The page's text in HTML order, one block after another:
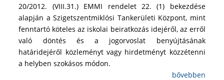
20/2012. (VIII.31.) EMMI rendelet 22. (1) bekezdése
alapján a Szigetszentmiklósi Tankerületi Központ, mint
fenntartó köteles az iskolai beiratkozás idejéről, az erről
való döntés és a jogorvoslat benyújtásának
határidejéről közleményt vagy hirdetményt közzétenni
a helyben szokásos módon.
bővebben